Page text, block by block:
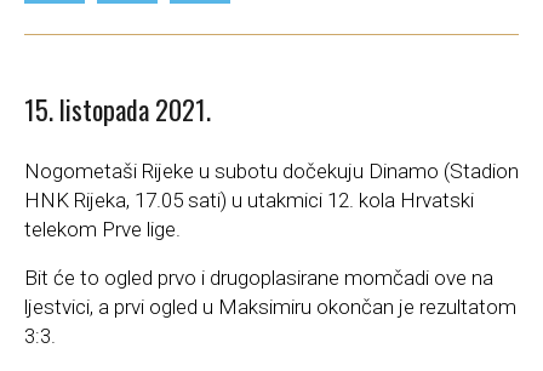
15. listopada 2021.
Nogometaši Rijeke u subotu dočekuju Dinamo (Stadion
HNK Rijeka, 17.05 sati) u utakmici 12. kola Hrvatski
telekom Prve lige.
Bit će to ogled prvo i drugoplasirane momčadi ove na
ljestvici, a prvi ogled u Maksimiru okončan je rezultatom
3:3.